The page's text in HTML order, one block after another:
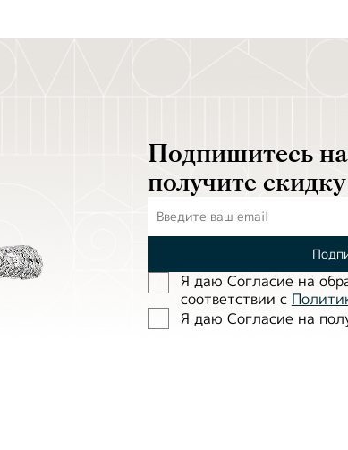
Подпишитесь
получите
Я даю Согласие на
соответствии с
Я даю Согласие на